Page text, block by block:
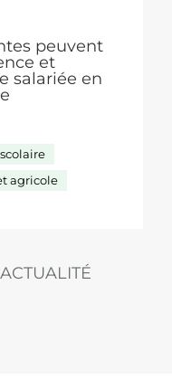
peuvent
et
salariée en
agricole